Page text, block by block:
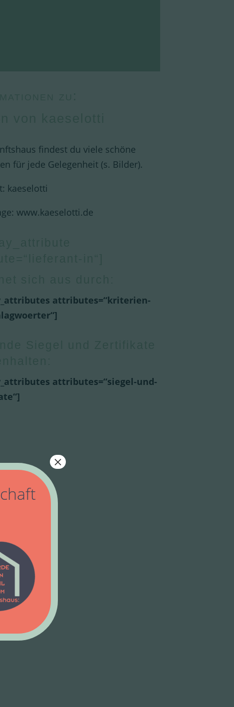
findest du viele schöne
für jede Gelegenheit (s. Bilder).
kaeselotti
www.kaeselotti.de
attributes=“kriterien-
attributes=“siegel-und-
×